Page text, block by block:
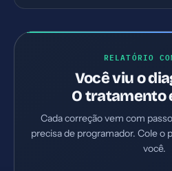
RELATÓRIO
Você viu o
O tratamento
Cada correção vem com
precisa de programador. Cole o
você.